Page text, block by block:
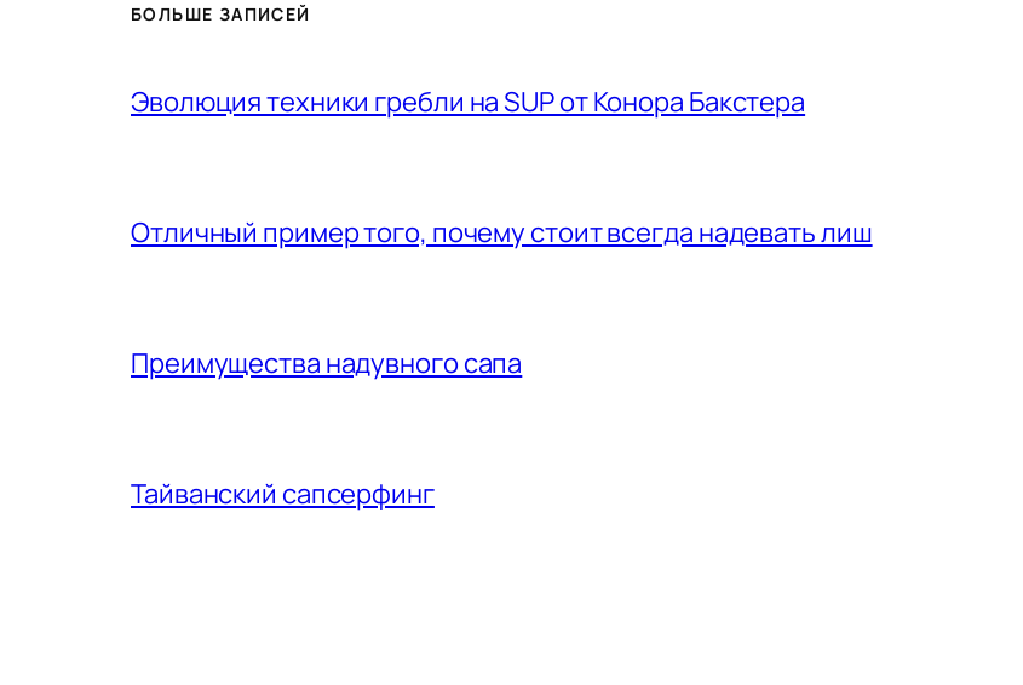
БОЛЬШЕ ЗАПИСЕЙ
Эволюция техники гребли на SUP от Конора Бакстера
Отличный пример того, почему стоит всегда надевать лиш
Преимущества надувного сапа
Тайванский сапсерфинг